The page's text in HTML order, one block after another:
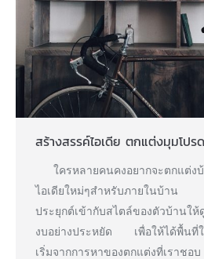
สร้างสรรค์ไอเดีย ตกแต่งมุมโปร
ใครหลายคนคงอยากจะตกแต่ง
ไอเดียใหม่ๆสำหรับภายในบ้าน
ประยุกต์เข้ากับสไตล์ของตัวบ้านใ
งบอย่างประหยัด เพื่อให้ได้พื้นที่ใ
เริ่มจากการหาของตกแต่งที่เรา